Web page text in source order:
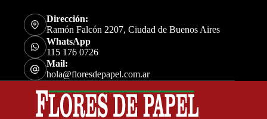
Dirección:
Ramón Falcón 2207, Ciudad de Buenos Aires
WhatsApp
115 176 0726
Mail:
hola@floresdepapel.com.ar